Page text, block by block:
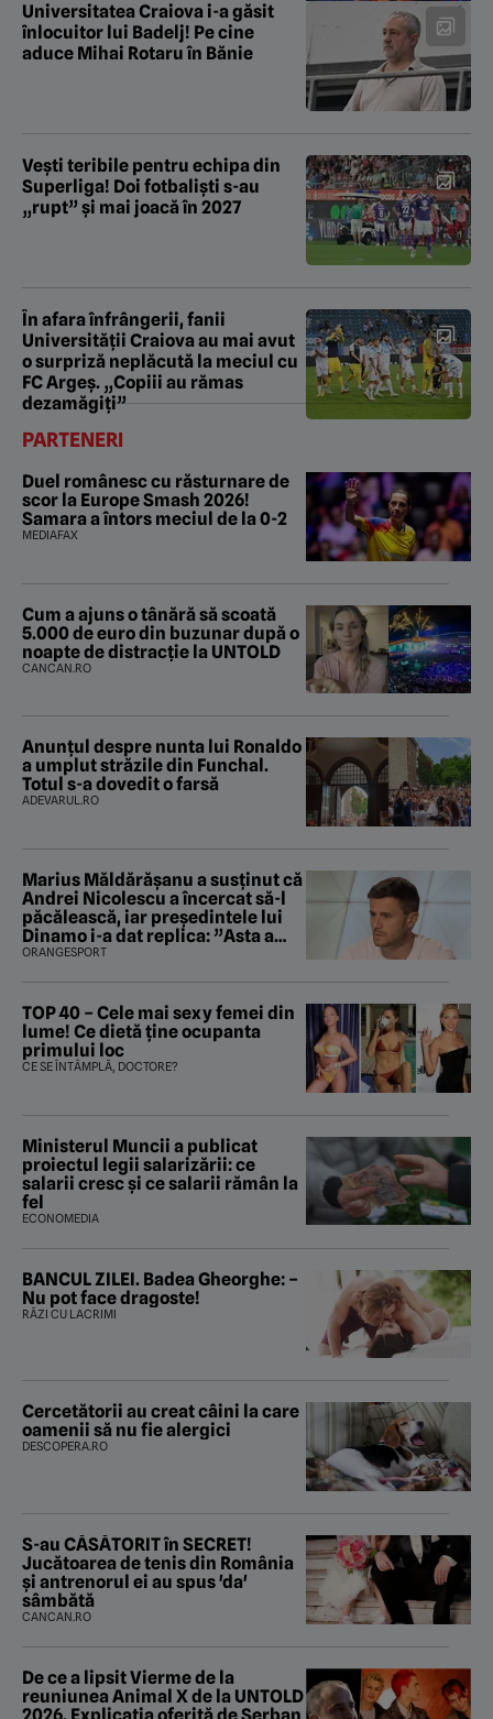
Universitatea Craiova i-a găsit
înlocuitor lui Badelj! Pe cine
aduce Mihai Rotaru în Bănie
Vești teribile pentru echipa din
Superliga! Doi fotbaliști s-au
„rupt” și mai joacă în 2027
În afara înfrângerii, fanii
Universităţii Craiova au mai avut
o surpriză neplăcută la meciul cu
FC Argeş. „Copiii au rămas
dezamăgiţi”
PARTENERI
Duel românesc cu răsturnare de
scor la Europe Smash 2026!
Samara a întors meciul de la 0-2
MEDIAFAX
Cum a ajuns o tânără să scoată
5.000 de euro din buzunar după o
noapte de distracție la UNTOLD
CANCAN.RO
Anunțul despre nunta lui Ronaldo
a umplut străzile din Funchal.
Totul s-a dovedit o farsă
ADEVARUL.RO
Marius Măldărăşanu a susţinut că
Andrei Nicolescu a încercat să-l
păcălească, iar preşedintele lui
Dinamo i-a dat replica: ”Asta a
fost istoria”
ORANGESPORT
TOP 40 – Cele mai sexy femei din
lume! Ce dietă ține ocupanta
primului loc
CE SE ÎNTÂMPLĂ, DOCTORE?
Ministerul Muncii a publicat
proiectul legii salarizării: ce
salarii cresc și ce salarii rămân la
fel
ECONOMEDIA
BANCUL ZILEI. Badea Gheorghe: –
Nu pot face dragoste!
RÂZI CU LACRIMI
Cercetătorii au creat câini la care
oamenii să nu fie alergici
DESCOPERA.RO
S-au CĂSĂTORIT în SECRET!
Jucătoarea de tenis din România
și antrenorul ei au spus 'da'
sâmbătă
CANCAN.RO
De ce a lipsit Vierme de la
reuniunea Animal X de la UNTOLD